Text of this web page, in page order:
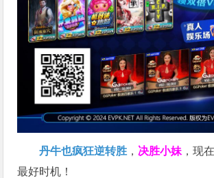
丹牛也疯狂逆转胜 ， 决胜小妹 ，现
最好时机！